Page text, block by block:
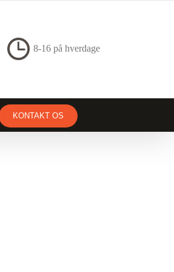
8-16 på hverdage
KONTAKT OS